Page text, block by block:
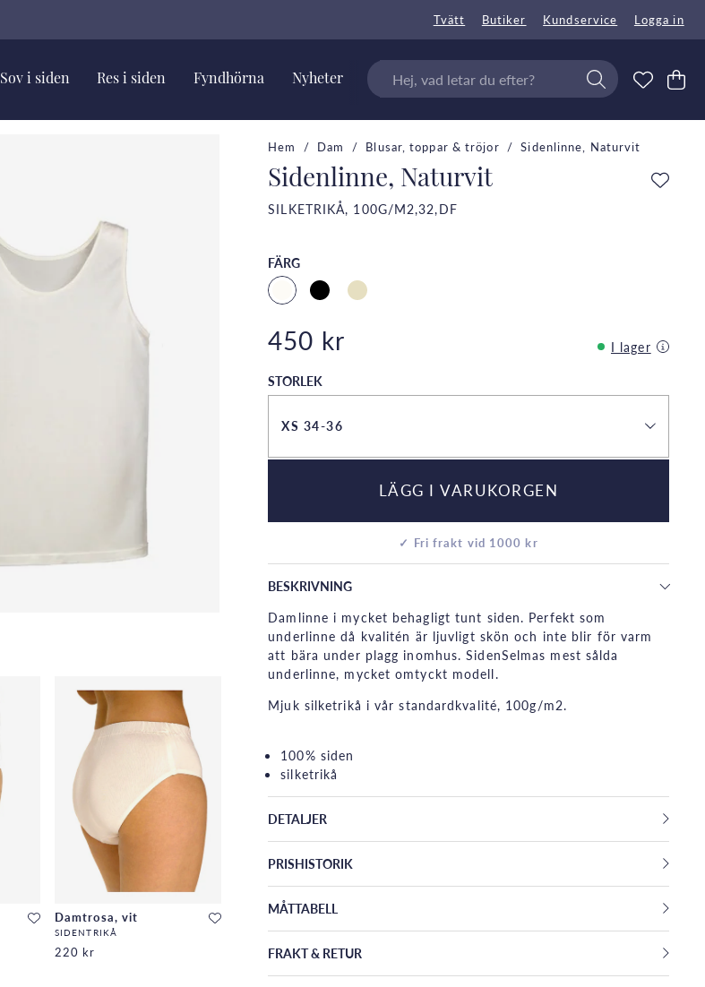
Tvätt Butiker Kundservice Logga in
Sov i siden Res i siden Fyndhörna Nyheter
Damtrosa, vit
SIDENTRIKÅ
220 kr
Hem Dam Blusar, toppar & tröjor Sidenlinne, Naturvit
Sidenlinne, Naturvit
SILKETRIKÅ, 100G/M2,32,DF
FÄRG
450 kr
I lager
STORLEK
XS 34-36
LÄGG I VARUKORGEN
✓ Fri frakt vid 1000 kr
BESKRIVNING
Damlinne i mycket behagligt tunt siden. Perfekt som
underlinne då kvalitén är ljuvligt skön och inte blir för varm
att bära under plagg inomhus. SidenSelmas mest sålda
underlinne, mycket omtyckt modell.
Mjuk silketrikå i vår standardkvalité, 100g/m2.
100% siden
silketrikå
DETALJER
PRISHISTORIK
MÅTTABELL
FRAKT & RETUR